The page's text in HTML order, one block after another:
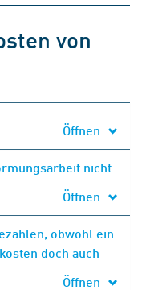
von
Öffnen
nicht
Öffnen
obwohl ein
doch auch
Öffnen